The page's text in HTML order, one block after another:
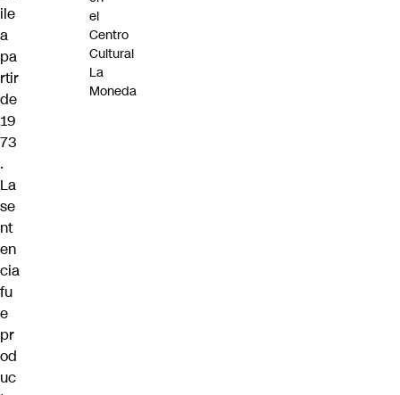
ile
a
pa
rtir
de
19
73
.
La
se
nt
en
cia
fu
e
pr
od
uc
el
Centro
Cultural
La
Moneda